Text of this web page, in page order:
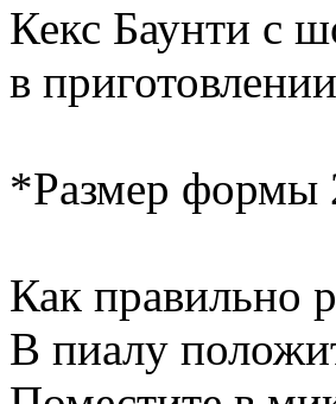
Кекс Баунти с
в
*Размер формы
Как правильно
В пиалу